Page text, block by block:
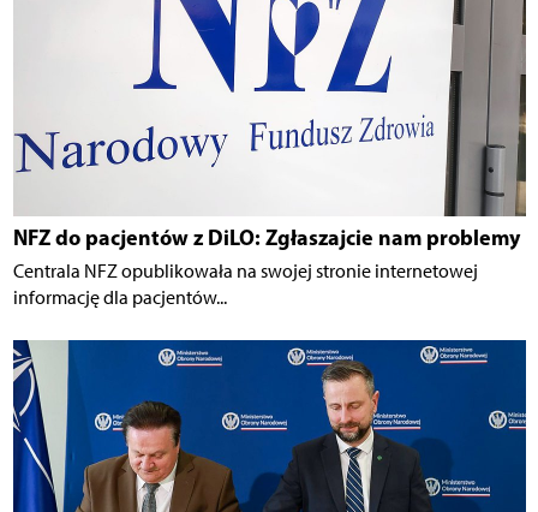
NFZ do pacjentów z DiLO: Zgłaszajcie nam problemy
Centrala NFZ opublikowała na swojej stronie internetowej
informację dla pacjentów...